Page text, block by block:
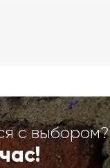
с выбором?